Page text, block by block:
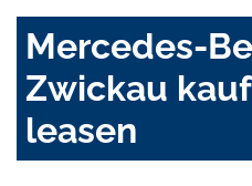
Mercedes-
Zwickau
leasen